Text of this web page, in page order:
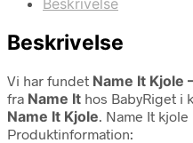
Beskrivelse
Beskrivelse
Vi har fundet Name It Kjole
fra Name It hos BabyRiget i
Name It Kjole. Name It kjole
Produktinformation: